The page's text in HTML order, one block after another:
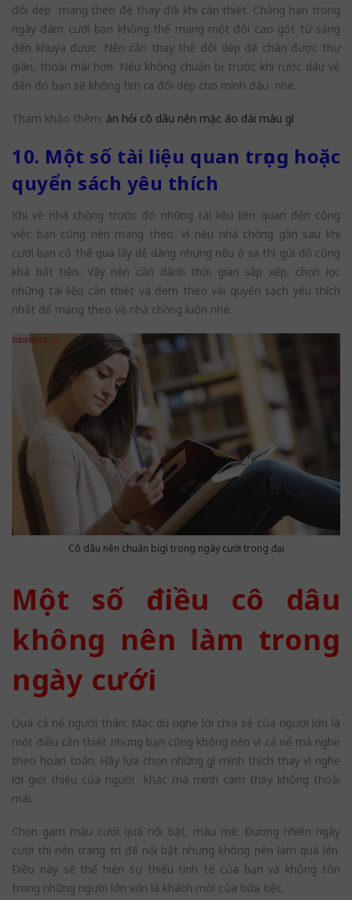
đôi dép mang theo để thay đổi khi cần thiết. Chẳng hạn trong
ngày đám cưới bạn không thể mang một đôi cao gót từ sáng
đến khuya được. Nên cần thay thế đôi dép để chân được thư
giãn, thoải mái hơn. Nếu không chuẩn bị trước khi rước dâu về
đến đó bạn sẽ không tìm ra đôi dép cho mình đâu nhé.
Tham khảo thêm: ăn hỏi cô dâu nên mặc áo dài màu gì
10. Một số tài liệu quan trọng hoặc
quyển sách yêu thích
Khi về nhà chồng trước đó những tài liệu liên quan đến công
việc bạn cũng nên mang theo. Vì nếu nhà chồng gần sau khi
cưới bạn có thể qua lấy dễ dàng nhưng nếu ở xa thì gửi đồ cũng
khá bất tiện. Vậy nên cần dành thời gian sắp xếp, chọn lọc
những tài liệu cần thiết và đem theo vài quyển sạch yêu thích
nhất để mang theo về nhà chồng luôn nhé.
Cô dâu nên chuẩn bị gì trong ngày cưới trong đại
Một số điều cô dâu
không nên làm trong
ngày cưới
Quá cả nể người thân: Mặc dù nghe lời chia sẻ của người lớn là
một điều cần thiết nhưng bạn cũng không nên vì cả nể mà nghe
theo hoàn toàn. Hãy lựa chọn những gì mình thích thay vì nghe
lời giới thiệu của người khác mà mình cảm thấy không thoải
mái.
Chọn gam màu cưới quá nổi bật, màu mè: Đương nhiên ngày
cưới thì nên trang trí để nổi bật nhưng không nên làm quá lên.
Điều này sẽ thể hiện sự thiếu tinh tế của bạn và không tôn
trong những người lớn vốn là khách mời của bữa tiệc.